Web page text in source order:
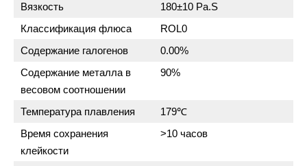
Вязкость
180±10 Pa.S
Классификация флюса
ROL0
Содержание галогенов
0.00%
Содержание металла в
весовом соотношении
90%
Температура плавления
179℃
Время сохранения
клейкости
>10 часов